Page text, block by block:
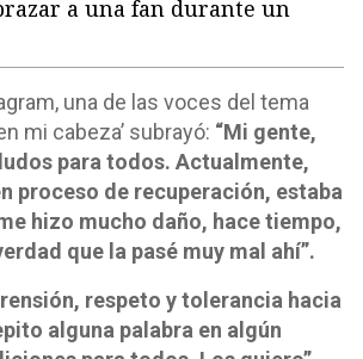
a una fan durante un
una de las voces del tema
mi cabeza’ subrayó: “Mi gente,
para todos. Actualmente,
proceso de recuperación, estaba
hizo mucho daño, hace tiempo,
que la pasé muy mal ahí”.
respeto y tolerancia hacia
alguna palabra en algún